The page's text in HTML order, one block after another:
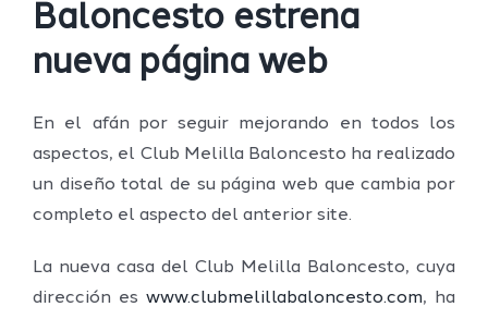
Baloncesto estrena
nueva página web
En el afán por seguir mejorando en todos los
aspectos, el Club Melilla Baloncesto ha realizado
un diseño total de su página web que cambia por
completo el aspecto del anterior site.
La nueva casa del Club Melilla Baloncesto, cuya
dirección es www.clubmelillabaloncesto.com, ha